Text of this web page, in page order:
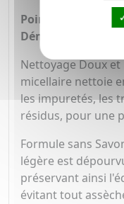
Points forts de la
Démaquillante La
Nettoyage Doux
micellaire nettoie
les impuretés, les
résidus, pour une
Formule sans
légère est
préservant ainsi
évitant tout